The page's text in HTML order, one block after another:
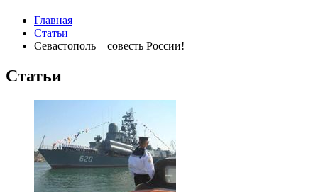
Главная
Статьи
Севастополь – совесть России!
Статьи